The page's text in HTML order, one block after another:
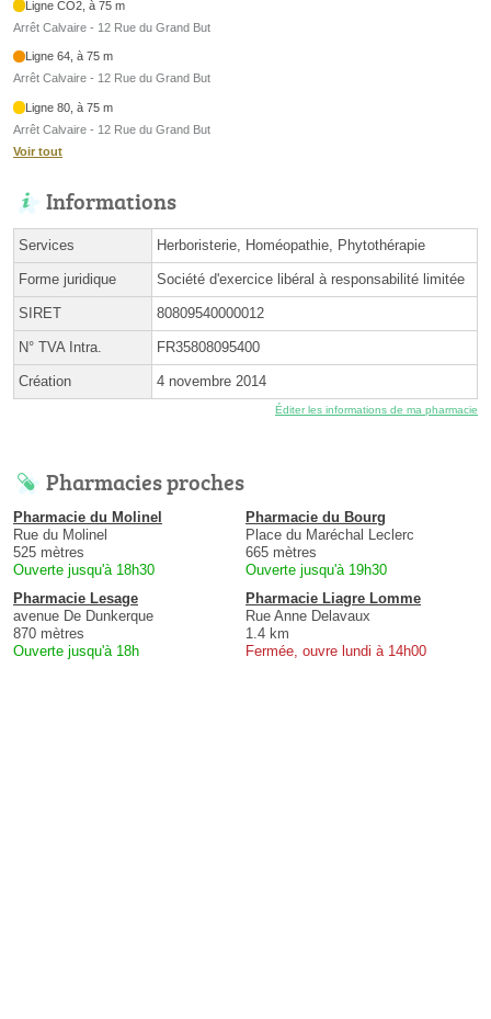
Ligne CO2, à 75 m
Arrêt Calvaire - 12 Rue du Grand But
Ligne 64, à 75 m
Arrêt Calvaire - 12 Rue du Grand But
Ligne 80, à 75 m
Arrêt Calvaire - 12 Rue du Grand But
Voir tout
Informations
Services Herboristerie, Homéopathie, Phytothérapie
Forme juridique Société d'exercice libéral à responsabilité limitée
SIRET 80809540000012
N° TVA Intra. FR35808095400
Création 4 novembre 2014
Éditer les informations de ma pharmacie
Pharmacies proches
Pharmacie du Molinel
Rue du Molinel
525 mètres
Ouverte jusqu'à 18h30
Pharmacie du Bourg
Place du Maréchal Leclerc
665 mètres
Ouverte jusqu'à 19h30
Pharmacie Lesage
avenue De Dunkerque
870 mètres
Ouverte jusqu'à 18h
Pharmacie Liagre Lomme
Rue Anne Delavaux
1.4 km
Fermée, ouvre lundi à 14h00